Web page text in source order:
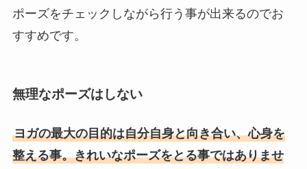
ポーズをチェックしながら行う事が出来るのでお
すすめです。
無理なポーズはしない
ヨガの最大の目的は自分自身と向き合い、心身を
整える事。きれいなポーズをとる事ではありませ